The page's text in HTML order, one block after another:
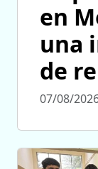
en
una
de
07/08/